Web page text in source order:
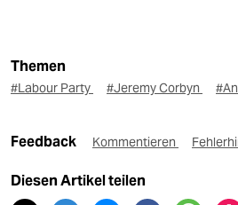
Themen
#Labour Party #Jeremy Corbyn
Feedback Kommentieren
Diesen Artikel teilen